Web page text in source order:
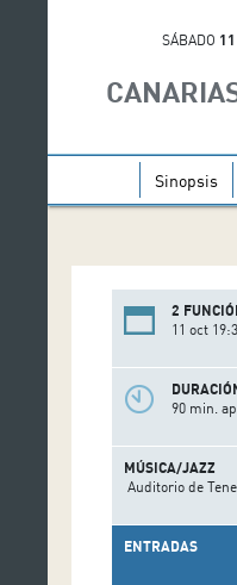
SÁBADO 11
Sinopsis
2
11 oct
90 min.
MÚSICA/JAZZ
Auditorio de
ENTRADAS